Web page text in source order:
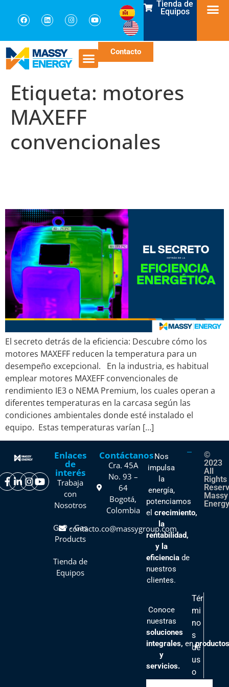
Tienda de
Equipos
Contacto
Etiqueta: motores
MAXEFF
convencionales
El secreto detrás de la eficiencia: Descubre cómo los
motores MAXEFF reducen la temperatura para un
desempeño excepcional. En la industria, es habitual
emplear motores MAXEFF convencionales de
rendimiento IE3 o NEMA Premium, los cuales operan a
diferentes temperaturas en la carcasa según las
condiciones ambientales donde esté instalado el
equipo. Estas temperaturas varían […]
Enlaces
de
interés
Trabaja
con
Nosotros
GLP - Gas
Products
Tienda de
Equipos
Contáctanos
Cra. 45A
No. 93 –
64
Bogotá,
Colombia
contacto.co@massygroup.com
Nos
impulsa
la
energía,
potenciamos
el crecimiento,
la
rentabilidad,
y la
eficienciade
nuestros
clientes.
Conoce
nuestras
soluciones
integrales, enproductos
y
servicios.
©
2023
All
Rights
Massy
Tér
mi
no
s
de
us
o